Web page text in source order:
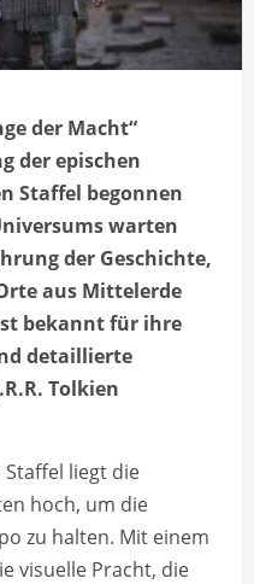
der Macht“
der epischen
Staffel begonnen
warten
der Geschichte,
aus Mittelerde
bekannt für ihre
detaillierte
Tolkien
liegt die
hoch, um die
zu halten. Mit einem
visuelle Pracht, die